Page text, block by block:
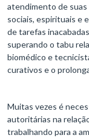
atendimento de suas
sociais, espirituais e
de tarefas
superando o tabu
biomédico e
curativos e o
Muitas vezes é
autoritárias na
trabalhando para a